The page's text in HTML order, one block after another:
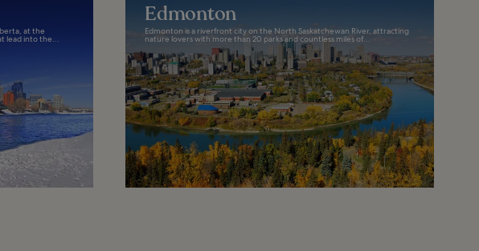
at the
lead into the...
Edmonton
Edmonton is a riverfront city on the North Saskatchewan River, attracting
nature lovers with more than 20 parks and countless miles of...